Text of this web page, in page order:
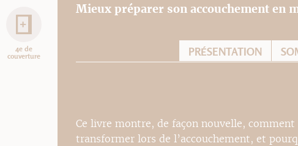
4e de
couverture
Mieux préparer son accouchement en
PRÉSENTATION
Ce livre montre, de façon nouvelle,
transformer lors de l’accouchement, et